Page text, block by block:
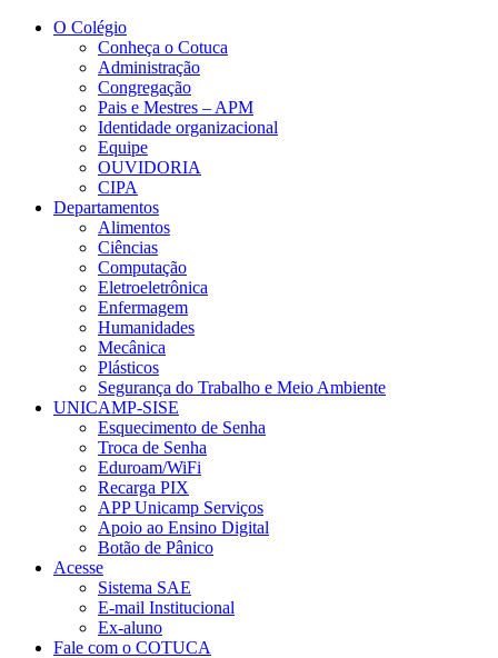
Conteúdo principal
O Colégio
Conheça o Cotuca
Administração
Congregação
Pais e Mestres – APM
Identidade organizacional
Equipe
OUVIDORIA
CIPA
Departamentos
Alimentos
Ciências
Computação
Eletroeletrônica
Enfermagem
Humanidades
Mecânica
Plásticos
Segurança do Trabalho e Meio Ambiente
UNICAMP-SISE
Esquecimento de Senha
Troca de Senha
Eduroam/WiFi
Recarga PIX
APP Unicamp Serviços
Apoio ao Ensino Digital
Botão de Pânico
Acesse
Sistema SAE
E-mail Institucional
Ex-aluno
Fale com o COTUCA